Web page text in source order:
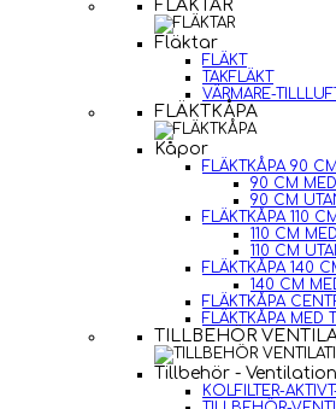
FLÄKTAR
Fläktar
FLÄKT
TAKFLÄKT
VÄRMARE-
FLÄKTKÅPA
Kåpor
FLÄKTKÅPA 90
90 CM
90 CM
FLÄKTKÅPA 110
110 CM
110 CM
FLÄKTKÅPA 140
140 CM
FLÄKTKÅPA
FLÄKTKÅPA MED
TILLBEHÖR
Tillbehör - Ventilation
KOLFILTER-